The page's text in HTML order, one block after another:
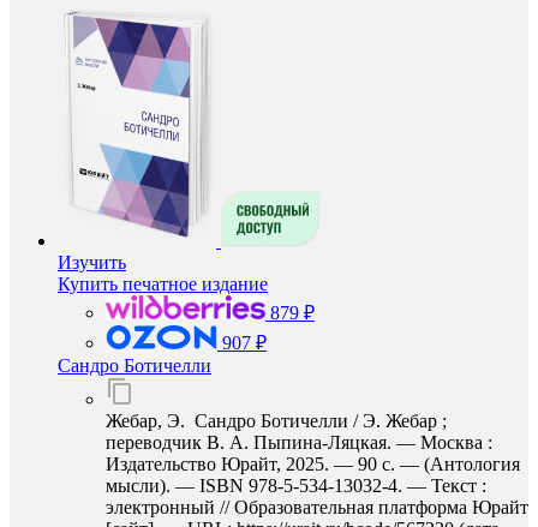
Изучить
Купить печатное издание
879 ₽
907 ₽
Сандро Ботичелли
Жебар, Э. Сандро Ботичелли / Э. Жебар ;
переводчик В. А. Пыпина-Ляцкая. — Москва :
Издательство Юрайт, 2025. — 90 с. — (Антология
мысли). — ISBN 978-5-534-13032-4. — Текст :
электронный // Образовательная платформа Юрайт